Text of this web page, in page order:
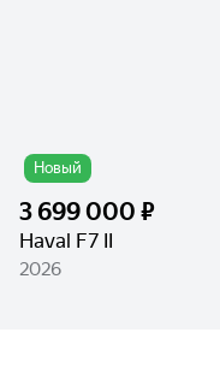
Новый
3 699 000 ₽
Haval F7 II
2026